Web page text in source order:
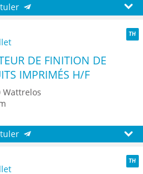
DE FINITION DE
IMPRIMÉS H/F
Wattrelos